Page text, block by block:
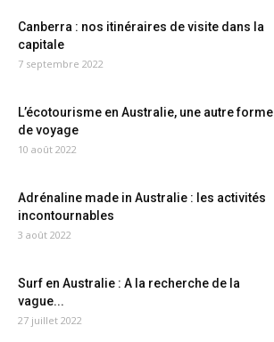
Canberra : nos itinéraires de visite dans la
capitale
7 septembre 2022
L’écotourisme en Australie, une autre forme
de voyage
10 août 2022
Adrénaline made in Australie : les activités
incontournables
3 août 2022
Surf en Australie : A la recherche de la
vague...
27 juillet 2022